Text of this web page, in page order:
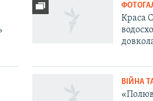
Краса
ВІЙНА